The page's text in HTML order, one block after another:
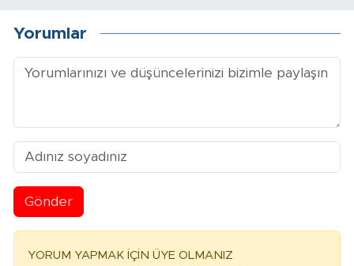
Yorumlar
Gönder
YORUM YAPMAK İÇİN ÜYE OLMANIZ